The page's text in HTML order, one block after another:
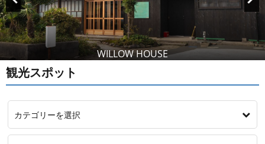
WILLOW HOUSE
観光スポット
カテゴリーを選択